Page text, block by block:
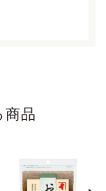
商品